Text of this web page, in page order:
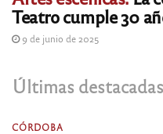
Teatro cumple 30
9 de junio de 2025
Últimas destacadas
CÓRDOBA